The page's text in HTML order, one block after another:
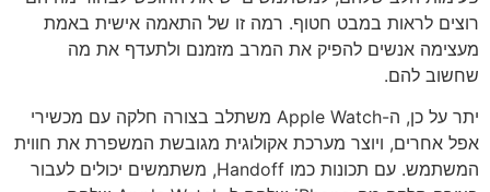
רוצים לראות במבט חטוף. רמה זו של התאמה אישית באמת
מעצימה אנשים להפיק את המרב מזמנם ולתעדף את מה
שחשוב להם.
יתר על כן, ה-Apple Watch משתלב בצורה חלקה עם מכשירי
אפל אחרים, ויוצר מערכת אקולוגית מגובשת המשפרת את חווית
המשתמש. עם תכונות כמו Handoff, משתמשים יכולים לעבור